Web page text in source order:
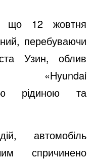
що 12 жовтня
перебуваючи
Узин, облив
«Hyundai
рідиною та
автомобіль
спричинено